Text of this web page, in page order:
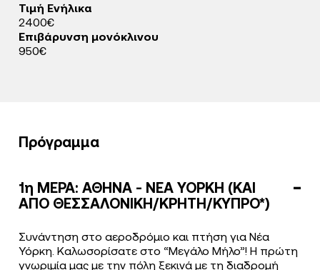
Τιμή Ενήλικα
2400€
Επιβάρυνση μονόκλινου
950€
Πρόγραμμα
1η ΜΕΡΑ: ΑΘΗΝΑ - ΝΕΑ ΥΟΡΚΗ (ΚΑΙ
ΑΠΟ ΘΕΣΣΑΛΟΝΙΚΗ/ΚΡΗΤΗ/ΚΥΠΡΟ*)
Συνάντηση στο αεροδρόμιο και πτήση για Νέα
Υόρκη. Καλωσορίσατε στο “Μεγάλο Μήλο”! Η πρώτη
γνωριμία μας με την πόλη ξεκινά με τη διαδρομή